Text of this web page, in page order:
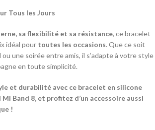
Tous les Jours
sa flexibilité et sa résistance, ce bracelet
idéal pour toutes les occasions. Que ce soit
une soirée entre amis, il s’adapte à votre style
en toute simplicité.
et durabilité avec ce bracelet en silicone
Band 8, et profitez d’un accessoire aussi
!